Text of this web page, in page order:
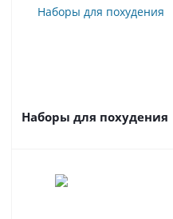
Наборы для похудения